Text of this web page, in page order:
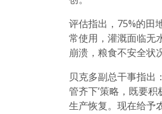
评估指出，75%的田
常使用，灌溉面临无
崩溃，粮食不安全状
贝克多副总干事指出
管齐下’策略，既要
生产恢复。现在给予